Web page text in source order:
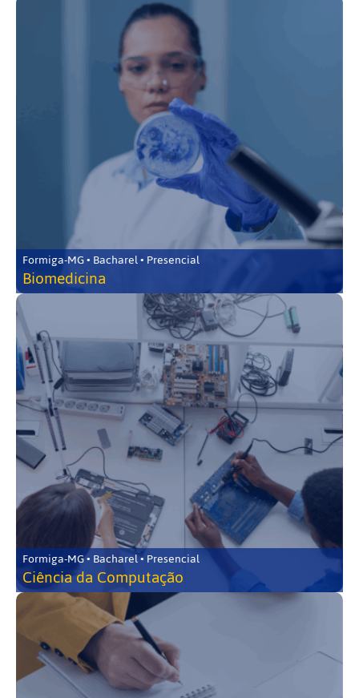
Formiga-MG • Bacharel • Presencial
Biomedicina
Formiga-MG • Bacharel • Presencial
Ciência da Computação